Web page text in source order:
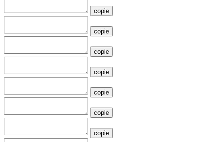
copie
copie
copie
copie
copie
copie
copie